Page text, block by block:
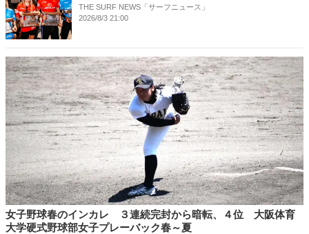
THE SURF NEWS「サーフニュース」
2026/8/3 21:00
女子野球春のインカレ ３連続完封から暗転、４位 大阪体育
大学硬式野球部女子プレーバック春～夏